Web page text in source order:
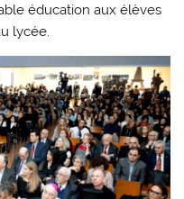
éducation aux élèves
lycée.